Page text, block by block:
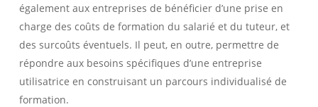
également aux entreprises de bénéficier d’une prise en
charge des coûts de formation du salarié et du tuteur, et
des surcoûts éventuels. Il peut, en outre, permettre de
répondre aux besoins spécifiques d’une entreprise
utilisatrice en construisant un parcours individualisé de
formation.